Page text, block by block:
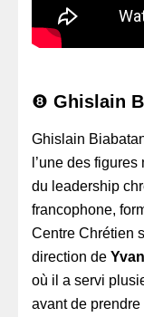
❽ Ghislain
Ghislain
l’une des
du leadership
francophone,
Centre Chrétien
direction de
où il a servi
avant de